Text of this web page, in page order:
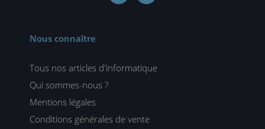
Nous connaître
Tous nos articles d'informatique
Qui sommes-nous ?
Mentions légales
Conditions générales de vente